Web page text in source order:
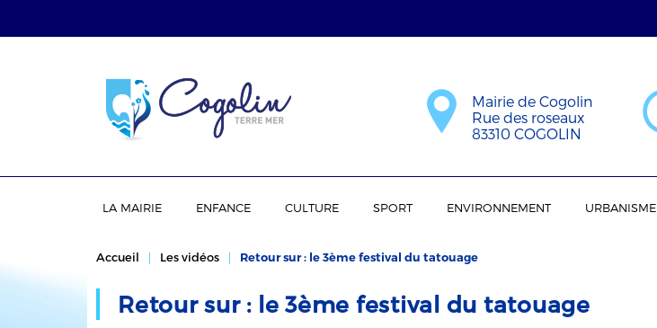
Mairie de Cogolin
Rue des roseaux
83310 COGOLIN
LA MAIRIE ENFANCE CULTURE SPORT ENVIRONNEMENT URBANISME
Accueil Les vidéos Retour sur : le 3ème festival du tatouage
Retour sur : le 3ème festival du tatouage